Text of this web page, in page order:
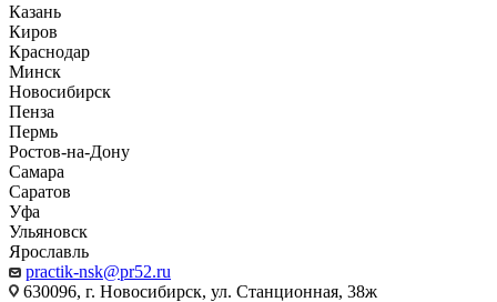
Казань
Киров
Краснодар
Минск
Новосибирск
Пенза
Пермь
Ростов-на-Дону
Самара
Саратов
Уфа
Ульяновск
Ярославль
practik-nsk@pr52.ru
630096, г. Новосибирск, ул. Станционная, 38ж